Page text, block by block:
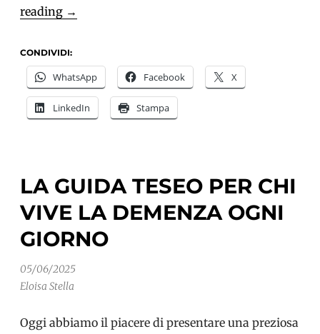
reading Frank
la
voce
della
dignità
→
CONDIVIDI:
WhatsApp Facebook X
LinkedIn Stampa
LA GUIDA TESEO PER CHI
VIVE LA DEMENZA OGNI
GIORNO
05/06/2025
Eloisa Stella
Oggi abbiamo il piacere di presentare una preziosa